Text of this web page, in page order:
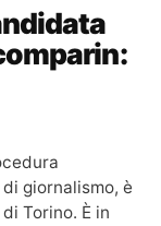
giornalismo, è
Torino. È in